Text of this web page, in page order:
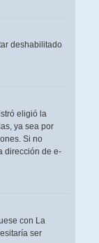
deshabilitado
eligió la
ya sea por
Si no
dirección de e-
con La
ser